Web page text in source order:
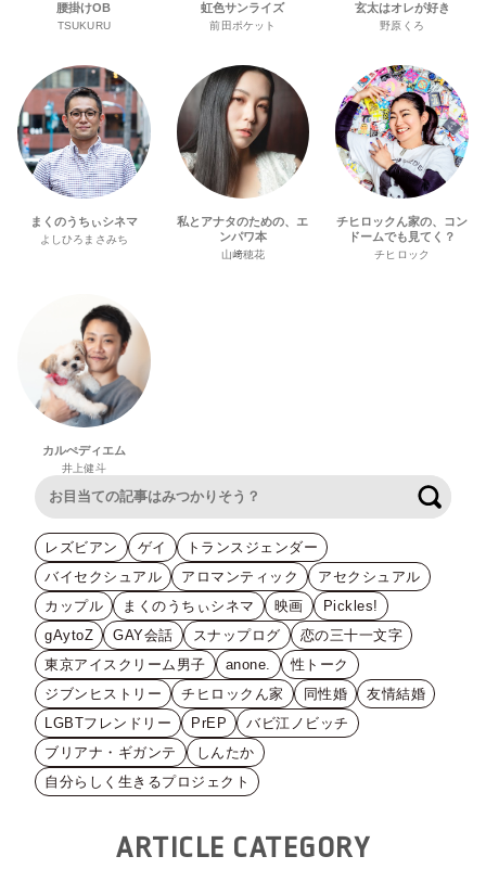
腰掛けOB
TSUKURU
虹色サンライズ
前田ポケット
玄太はオレが好き
野原くろ
まくのうちぃシネマ
よしひろまさみち
私とアナタのための、エ
ンパワ本
山﨑穂花
チヒロックん家の、コン
ドームでも見てく？
チヒロック
カルぺディエム
井上健斗
レズビアン ゲイ
トランスジェンダー
バイセクシュアル
アロマンティック
アセクシュアル
カップル
まくのうちぃシネマ 映画
Pickles!
gAytoZ
GAY会話 スナップログ
恋の三十一文字
東京アイスクリーム男子
anone.
性トーク
ジブンヒストリー
チヒロックん家 同性婚
友情結婚
LGBTフレンドリー
PrEP
バビ江ノビッチ
ブリアナ・ギガンテ
しんたか
自分らしく生きるプロジェクト
ARTICLE CATEGORY